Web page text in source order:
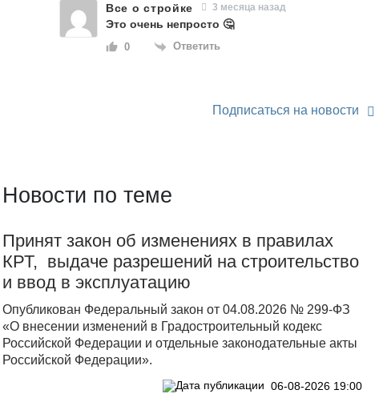
Все о стройке 3 месяца назад
Это очень непросто 🤔
0 Ответить
Подписаться на новости
Новости по теме
Принят закон об изменениях в правилах
КРТ, выдаче разрешений на строительство
и ввод в эксплуатацию
Опубликован Федеральный закон от 04.08.2026 № 299-ФЗ
«О внесении изменений в Градостроительный кодекс
Российской Федерации и отдельные законодательные акты
Российской Федерации».
06-08-2026 19:00